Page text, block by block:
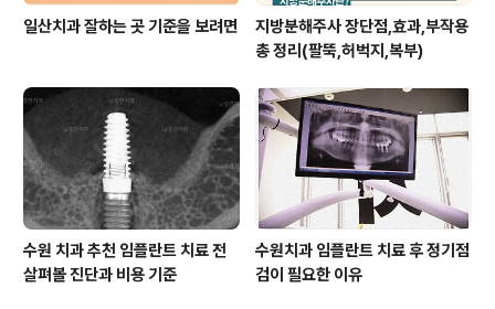
일산치과 잘하는 곳 기준을 보려면
지방분해주사 장단점,효과,부작용
총 정리(팔뚝,허벅지,복부)
수원 치과 추천 임플란트 치료 전
살펴볼 진단과 비용 기준
수원치과 임플란트 치료 후 정기점
검이 필요한 이유